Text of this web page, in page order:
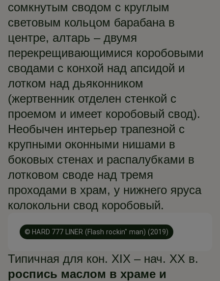
сомкнутым сводом с круглым
световым кольцом барабана в
центре, алтарь – двумя
перекрещивающимися коробовыми
сводами с конхой над апсидой и
лотком над дьяконником
(жертвенник отделен стенкой с
проемом и имеет коробовый свод).
Необычен интерьер трапезной с
крупными оконными нишами в
боковых стенах и распалубками в
лотковом своде над тремя
проходами в храм, у нижнего яруса
колокольни свод коробовый.
© HARD 777 LINER (Flash rockin" man) (2019)
Типичная для кон. XIX – нач. XX в.
роспись маслом в храме и